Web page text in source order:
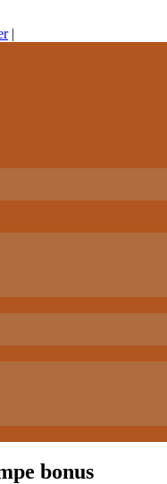
|
bonus